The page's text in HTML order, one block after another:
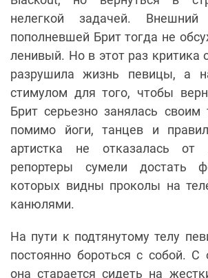
нелегкой задачей.
пополневшей Брит тогда не
ленивый. Но в этот раз
разрушила жизнь певицы, а
стимулом для того, чтобы
Брит серьезно занялась своим
помимо йоги, танцев и
артистка не отказалась от
репортеры сумели достать
которых видны проколы на
канюлями.
На пути к подтянутому телу
постоянно бороться с собой. С
она старается сидеть на